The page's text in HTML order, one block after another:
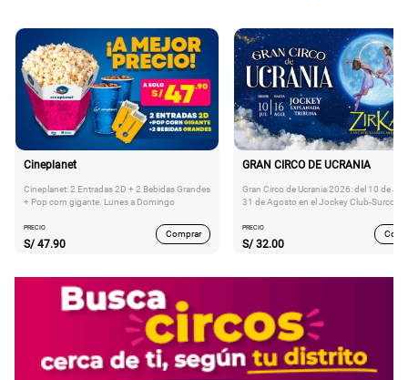
Cineplanet
Cineplanet: 2 Entradas 2D + 2 Bebidas Grandes
+ Pop corn gigante. Lunes a Domingo
PRECIO
S/ 47.90
Comprar
GRAN CIRCO DE UCRANIA
Gran Circo de Ucrania 2026: del 10 de
31 de Agosto en el Jockey Club-Surco
PRECIO
S/ 32.00